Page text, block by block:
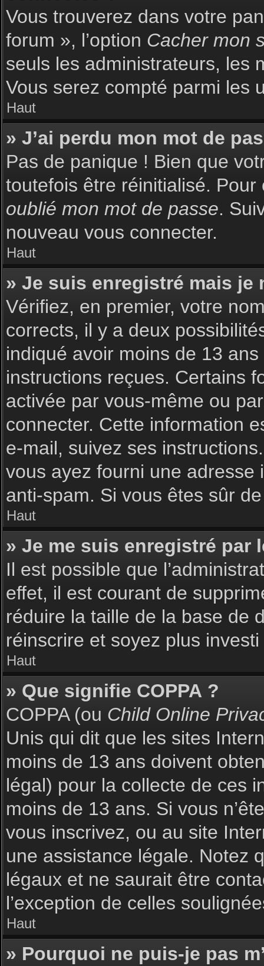
Vous trouverez dans votre
forum », l’option Cacher mon
seuls les administrateurs, les
Vous serez compté parmi les
Haut
» J’ai perdu mon mot de
Pas de panique ! Bien que
toutefois être réinitialisé.
oublié mon mot de passe.
nouveau vous connecter.
Haut
» Je suis enregistré mais je
Vérifiez, en premier, votre
corrects, il y a deux
indiqué avoir moins de 13
instructions reçues. Certains
activée par vous-même ou
connecter. Cette information
e-mail, suivez ses
vous ayez fourni une adresse
anti-spam. Si vous êtes sûr
Haut
» Je me suis enregistré par
Il est possible que
effet, il est courant de
réduire la taille de la base de
réinscrire et soyez plus
Haut
» Que signifie COPPA ?
COPPA (ou Child Online
Unis qui dit que les sites
moins de 13 ans doivent
légal) pour la collecte de ces
moins de 13 ans. Si vous
vous inscrivez, ou au site
une assistance légale. Notez
légaux et ne saurait être
l’exception de celles
Haut
» Pourquoi ne puis-je pas